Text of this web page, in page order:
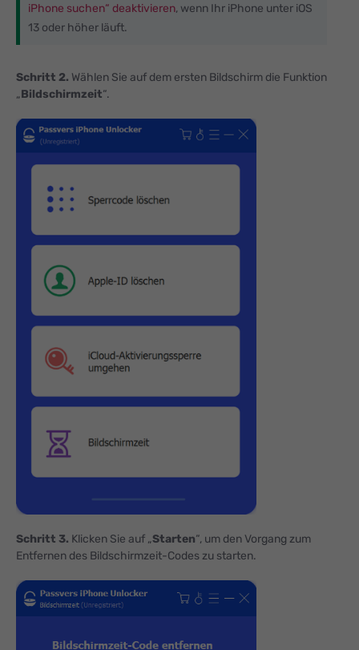
iPhone suchen“ deaktivieren, wenn Ihr iPhone unter iOS
13 oder höher läuft.
Schritt 2. Wählen Sie auf dem ersten Bildschirm die Funktion
„Bildschirmzeit“.
Schritt 3. Klicken Sie auf „Starten“, um den Vorgang zum
Entfernen des Bildschirmzeit-Codes zu starten.